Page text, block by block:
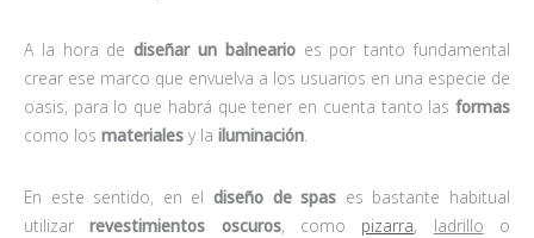
A la hora dediseñar un balnearioes por tanto fundamental
crear ese marco que envuelva a los usuarios en una especie de
oasis, para lo que habrá que tener en cuenta tanto las formas
como los materiales y la iluminación.
En este sentido, en el diseño de spas es bastante habitual
utilizarrevestimientos oscuros, como pizarra, ladrillo o